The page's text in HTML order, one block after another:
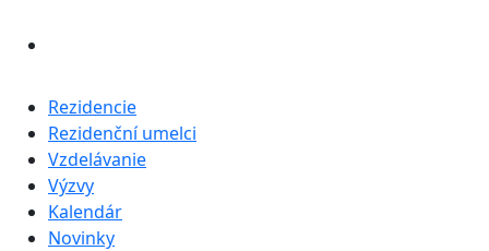
Rezidencie
Rezidenční umelci
Vzdelávanie
Výzvy
Kalendár
Novinky